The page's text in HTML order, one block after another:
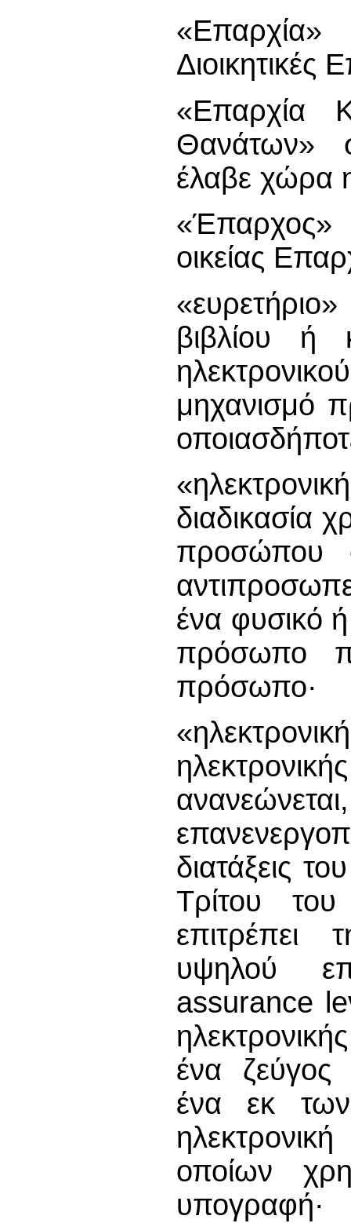
Διοικητικές
«Επαρχία
Θανάτων»
έλαβε χώρα
οικείας
βιβλίου ή
μηχανισμό
διαδικασία
προσώπου
ένα φυσικό
πρόσωπο
πρόσωπο·
διατάξεις
Τρίτου
επιτρέπει
υψηλού
assurance
ένα ζεύγος
ένα εκ των
οποίων
υπογραφή·